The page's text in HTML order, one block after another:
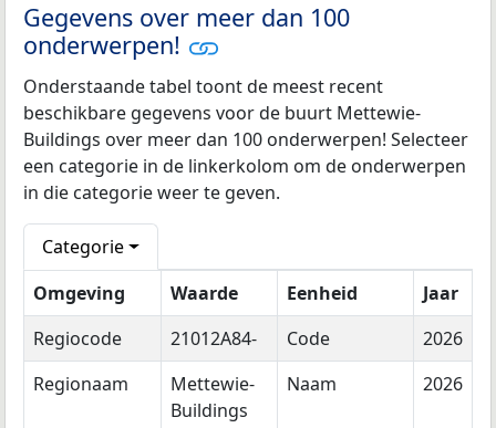
Gegevens over meer dan 100
onderwerpen!
Onderstaande tabel toont de meest recent
beschikbare gegevens voor de buurt Mettewie-
Buildings over meer dan 100 onderwerpen! Selecteer
een categorie in de linkerkolom om de onderwerpen
in die categorie weer te geven.
Categorie
Omgeving
Waarde Eenheid
Jaar
Regiocode
21012A84- Code
2026
Regionaam
Mettewie-
Buildings
Naam 2026